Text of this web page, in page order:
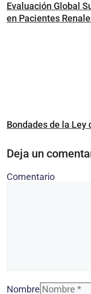
Evaluación Global
en Pacientes
Bondades de la Ley
Deja un
Comentario
Nombre